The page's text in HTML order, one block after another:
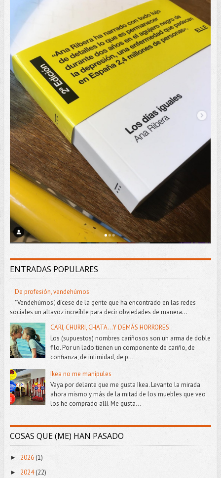
ENTRADAS POPULARES
De profesión, vendehúmos
"Vendehúmos", dícese de la gente que ha encontrado en las redes
sociales un altavoz increíble para decir obviedades de manera...
CARI, CHURRI, CHATA...Y DEMÁS HORRORES
Los (supuestos) nombres cariñosos son un arma de doble
filo. Por un lado tienen un componente de cariño, de
confianza, de intimidad, de p...
Ikea no me manipules
Vaya por delante que me gusta Ikea. Levanto la mirada
ahora mismo y más de la mitad de los muebles que veo
los he comprado allí. Me gusta...
COSAS QUE (ME) HAN PASADO
► 2026(1)
► 2024(22)